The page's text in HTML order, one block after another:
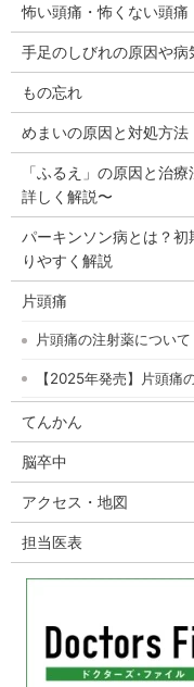
怖い頭痛・怖くない頭痛
手足のしびれの原因や病
もの忘れ
めまいの原因と対処方法
「ふるえ」の原因と治
詳しく解説〜
パーキンソン病とは？
りやすく解説
片頭痛
片頭痛の注射薬について
【2025年発売】片頭痛
てんかん
脳卒中
アクセス・地図
担当医表